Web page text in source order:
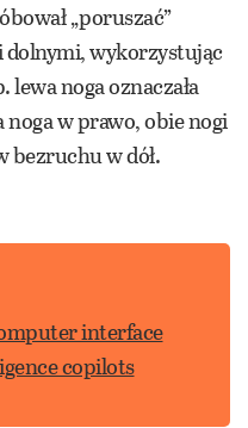
„poruszać”
wykorzystując
noga oznaczała
w prawo, obie nogi
bezruchu w dół.
interface
copilots